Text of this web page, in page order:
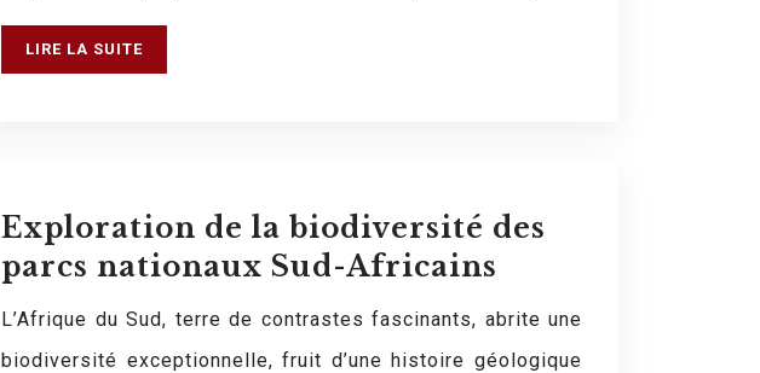
LIRE LA SUITE
Exploration de la biodiversité des
parcs nationaux Sud-Africains
L’Afrique du Sud, terre de contrastes fascinants, abrite une
biodiversité exceptionnelle, fruit d’une histoire géologique